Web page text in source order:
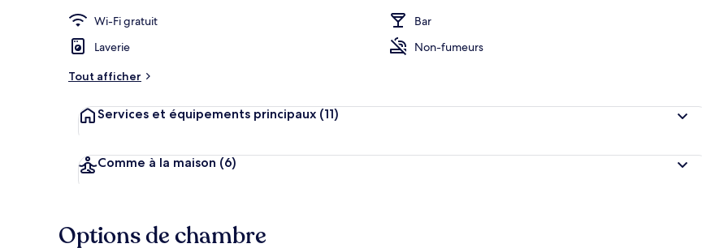
Wi-Fi gratuit
Bar
Laverie
Non-fumeurs
Tout afficher
Services et équipements principaux (11)
Comme à la maison (6)
Options de chambre